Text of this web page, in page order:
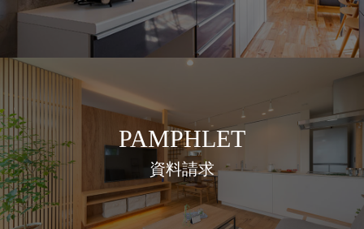
PAMPHLET
資料請求